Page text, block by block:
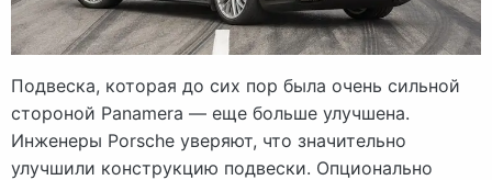
Подвеска, которая до сих пор была очень сильной
стороной Panamera — еще больше улучшена.
Инженеры Porsche уверяют, что значительно
улучшили конструкцию подвески. Опционально